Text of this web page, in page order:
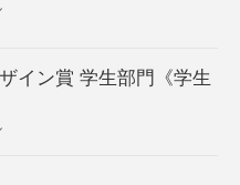
イン賞 学生部門《学生